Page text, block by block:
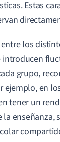
Estas
los
grupo,
ejemplo, en
tener un